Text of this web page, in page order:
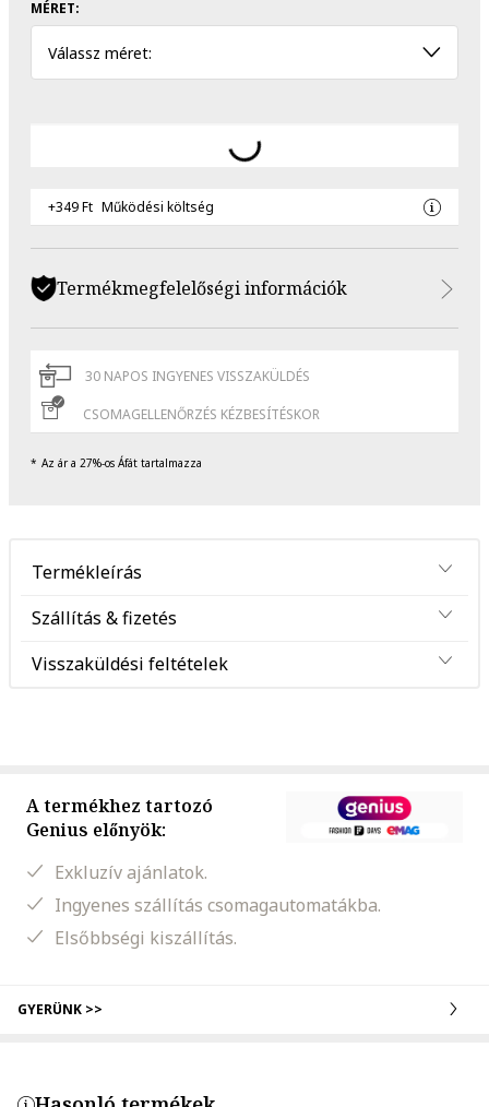
MÉRET:
Válassz méret:
+349 Ft Működési költség
Termékmegfelelőségi információk
30 NAPOS INGYENES VISSZAKÜLDÉS
CSOMAGELLENŐRZÉS KÉZBESÍTÉSKOR
Az ár a 27%-os Áfát tartalmazza
Termékleírás
Szállítás & fizetés
Visszaküldési feltételek
A termékhez tartozó
Genius előnyök:
Exkluzív ajánlatok.
Ingyenes szállítás csomagautomatákba.
Elsőbbségi kiszállítás.
GYERÜNK >>